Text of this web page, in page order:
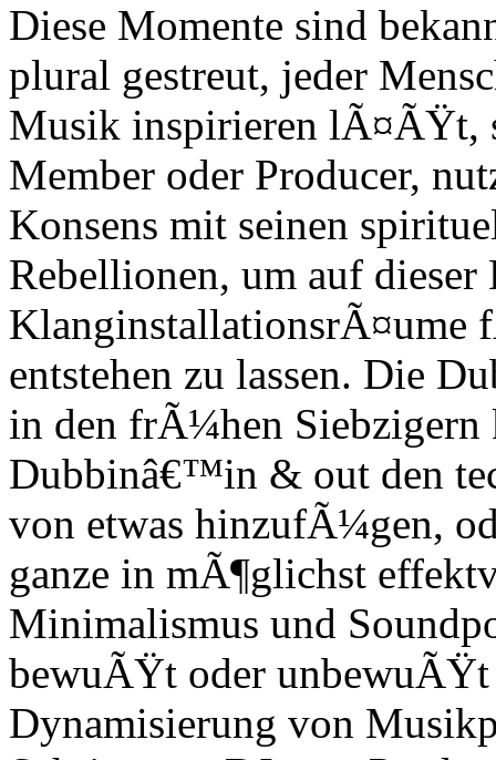
Diese Momente sind
plural gestreut, jeder
Musik inspirieren lÃ¤ÃŸt,
Member oder Producer,
Konsens mit seinen
Rebellionen, um auf dieser
KlanginstallationsrÃ¤ume
entstehen zu lassen. Die
in den frÃ¼hen Siebzigern
Dubbinâ€™in & out den
von etwas hinzufÃ¼gen,
ganze in mÃ¶glichst
Minimalismus und
bewuÃŸt oder
Dynamisierung von